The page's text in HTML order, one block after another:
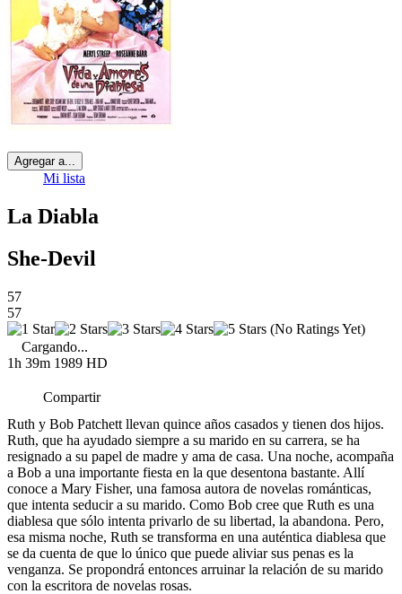
Agregar a...
Mi lista
La Diabla
She-Devil
57
57
(No Ratings Yet)
Cargando...
1h 39m 1989 HD
Compartir
Ruth y Bob Patchett llevan quince años casados y tienen dos hijos.
Ruth, que ha ayudado siempre a su marido en su carrera, se ha
resignado a su papel de madre y ama de casa. Una noche, acompaña
a Bob a una importante fiesta en la que desentona bastante. Allí
conoce a Mary Fisher, una famosa autora de novelas románticas,
que intenta seducir a su marido. Como Bob cree que Ruth es una
diablesa que sólo intenta privarlo de su libertad, la abandona. Pero,
esa misma noche, Ruth se transforma en una auténtica diablesa que
se da cuenta de que lo único que puede aliviar sus penas es la
venganza. Se propondrá entonces arruinar la relación de su marido
con la escritora de novelas rosas.